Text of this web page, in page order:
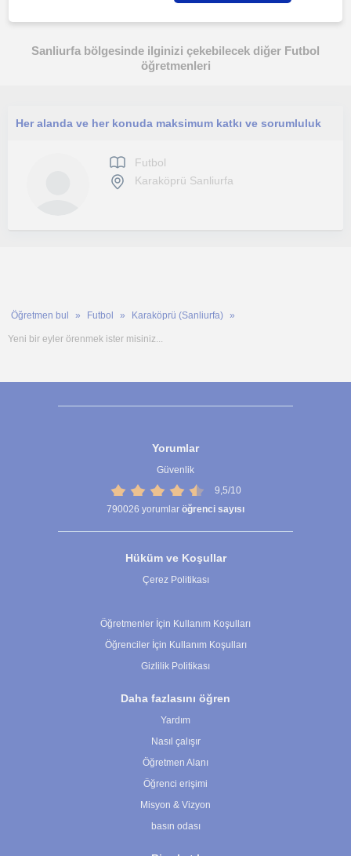
Sanliurfa bölgesinde ilginizi çekebilecek diğer Futbol
öğretmenleri
Her alanda ve her konuda maksimum katkı ve sorumluluk
Futbol
Karaköprü Sanliurfa
Öğretmen bul Futbol Karaköprü (Sanliurfa)
Yeni bir eyler örenmek ister misiniz...
Yorumlar
Güvenlik
9,5/10
790026 yorumlar öğrenci sayısı
Hüküm ve Koşullar
Çerez Politikası
Öğretmenler İçin Kullanım Koşulları
Öğrenciler İçin Kullanım Koşulları
Gizlilik Politikası
Daha fazlasını öğren
Yardım
Nasıl çalışır
Öğretmen Alanı
Öğrenci erişimi
Misyon & Vizyon
basın odası